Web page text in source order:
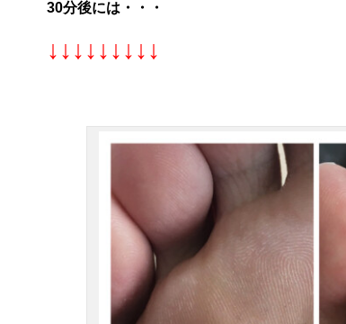
30分後には・・・
↓↓↓↓↓↓↓↓↓